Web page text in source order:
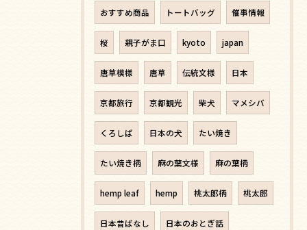
おすすめ商品 トートバッグ 催事情報
桜 親子がま口 kyoto japan
唐草模様 唐草 伝統文様 日本
京都旅行 京都観光 柴犬 マメシバ
くろしば 日本の犬 たい焼き
たい焼き柄 麻の葉文様 麻の葉柄
hemp leaf hemp 桃太郎柄 桃太郎
日本昔ばなし 日本のおとぎ話